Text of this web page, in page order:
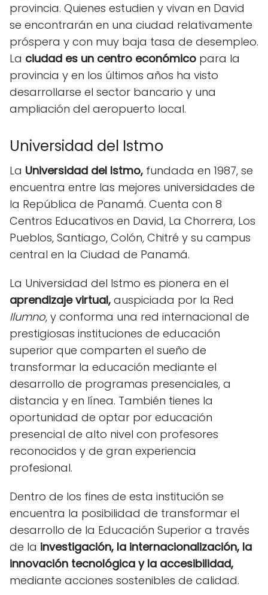
provincia. Quienes estudien y vivan en David
se encontrarán en una ciudad relativamente
próspera y con muy baja tasa de desempleo.
La ciudad es un centro económico para la
provincia y en los últimos años ha visto
desarrollarse el sector bancario y una
ampliación del aeropuerto local.
Universidad del Istmo
La Universidad del Istmo, fundada en 1987, se
encuentra entre las mejores universidades de
la República de Panamá. Cuenta con 8
Centros Educativos en David, La Chorrera, Los
Pueblos, Santiago, Colón, Chitré y su campus
central en la Ciudad de Panamá.
La Universidad del Istmo es pionera en el
aprendizaje virtual, auspiciada por la Red
Ilumno, y conforma una red internacional de
prestigiosas instituciones de educación
superior que comparten el sueño de
transformar la educación mediante el
desarrollo de programas presenciales, a
distancia y en línea. También tienes la
oportunidad de optar por educación
presencial de alto nivel con profesores
reconocidos y de gran experiencia
profesional.
Dentro de los fines de esta institución se
encuentra la posibilidad de transformar el
desarrollo de la Educación Superior a través
de la investigación, la internacionalización, la
innovación tecnológica y la accesibilidad,
mediante acciones sostenibles de calidad.